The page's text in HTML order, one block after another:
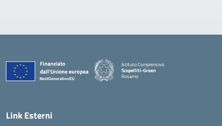
Istituto Comprensivo
Scopelliti-Green
Rosarno
Link Esterni